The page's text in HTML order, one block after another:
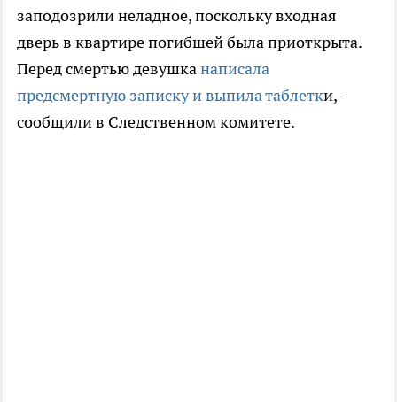
заподозрили неладное, поскольку входная
дверь в квартире погибшей была приоткрыта.
Перед смертью девушканаписала
предсмертную записку и выпила таблетки, -
сообщили в Следственном комитете.